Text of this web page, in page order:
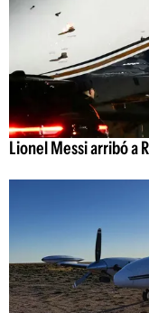
Lionel Messi arribó a